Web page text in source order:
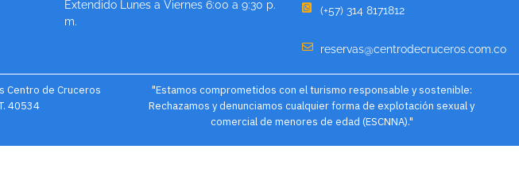
Extendido Lunes a Viernes 6:00 a 9:30 p.
m.
(+57) 314 8171812
reservas@centrodecruceros.com.co
Centro de Cruceros
40534
"Estamos comprometidos con el turismo responsable y sostenible:
Rechazamos y denunciamos cualquier forma de explotación sexual y
comercial de menores de edad (ESCNNA)."